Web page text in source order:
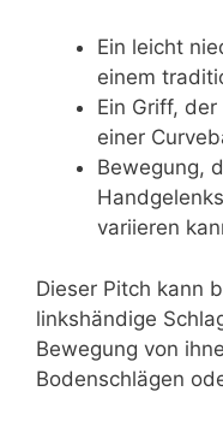
Ein leicht
einem
Ein Griff,
einer
Bewegung,
variieren
Dieser Pitch kann
linkshändige
Bewegung von
Bodenschlägen